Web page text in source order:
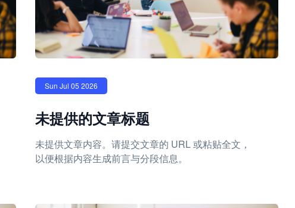
Sun Jul 05 2026
未提供的文章标题
未提供文章内容。请提交文章的 URL 或粘贴全文，
以便根据内容生成前言与分段信息。